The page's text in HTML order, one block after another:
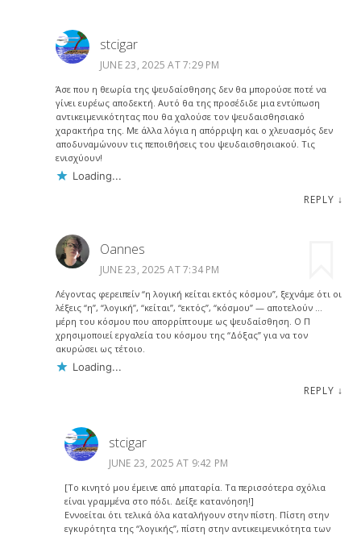
stcigar
JUNE 23, 2025 AT 7:29 PM
Άσε που η θεωρία της ψευδαίσθησης δεν θα μπορούσε ποτέ να
γίνει ευρέως αποδεκτή. Αυτό θα της προσέδιδε μια εντύπωση
αντικειμενικότητας που θα χαλούσε τον ψευδαισθησιακό
χαρακτήρα της. Με άλλα λόγια η απόρριψη και ο χλευασμός δεν
αποδυναμώνουν τις πεποιθήσεις του ψευδαισθησιακού. Τις
ενισχύουν!
Loading...
REPLY ↓
Oannes
JUNE 23, 2025 AT 7:34 PM
Λέγοντας φερειπείν “η λογική κείται εκτός κόσμου”, ξεχνάμε ότι οι
λέξεις “η”, “λογική”, “κείται”, “εκτός”, “κόσμου” — αποτελούν …
μέρη του κόσμου που απορρίπτουμε ως ψευδαίσθηση. Ο Π
χρησιμοποιεί εργαλεία του κόσμου της “Δόξας” για να τον
ακυρώσει ως τέτοιο.
Loading...
REPLY ↓
stcigar
JUNE 23, 2025 AT 9:42 PM
[Το κινητό μου έμεινε από μπαταρία. Τα περισσότερα σχόλια
είναι γραμμένα στο πόδι. Δείξε κατανόηση!]
Εννοείται ότι τελικά όλα καταλήγουν στην πίστη. Πίστη στην
εγκυρότητα της “λογικής”, πίστη στην αντικειμενικότητα των